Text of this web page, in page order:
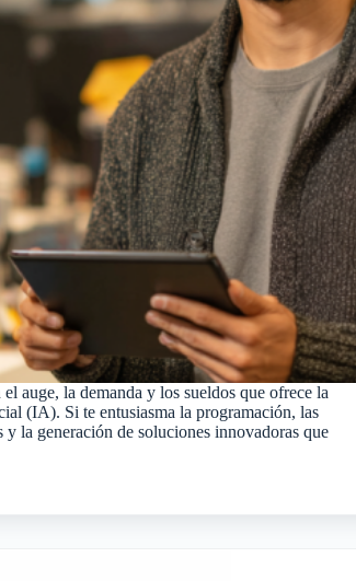
auge, la demanda y los sueldos que ofrece la
(IA). Si te entusiasma la programación, las
y la generación de soluciones innovadoras que